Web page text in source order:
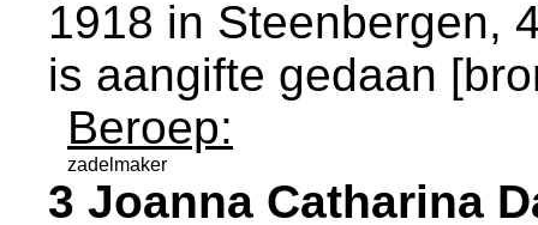
1918 in Steenbergen,
is aangifte gedaan [
Beroep:
zadelmaker
3 Joanna Catharina